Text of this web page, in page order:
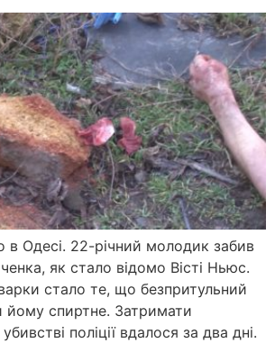
в Одесі. 22-річний молодик забив
як стало відомо Вісті Ньюс.
стало те, що безпритульний
йому спиртне. Затримати
поліції вдалося за два дні.